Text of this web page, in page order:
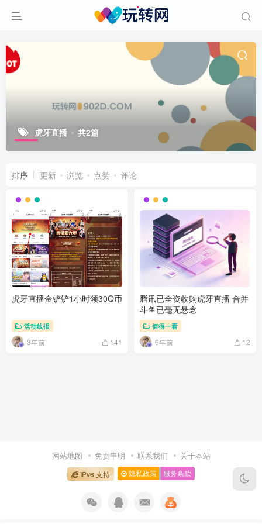
虎牙直播 共2篇
排序 更新 浏览 点赞 评论
虎牙直播金铲铲1小时领30Q币
活动线报
3年前 141
腾讯已全资收购虎牙直播 合并
斗鱼已毫无悬念
值得一看
6年前 12
网站地图 免责申明 联系我们 关于本站
IPv6 支持 隐私政策 服务条款